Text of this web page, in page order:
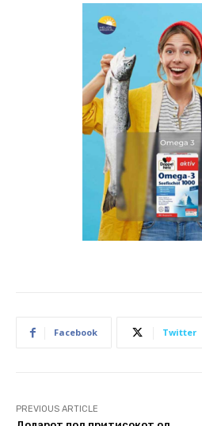
Facebook Twitter
PREVIOUS ARTICLE